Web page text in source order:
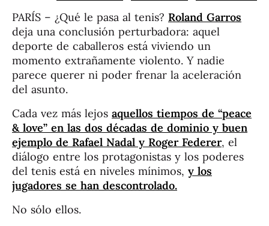
PARÍS – ¿Qué le pasa al tenis? Roland Garros
deja una conclusión perturbadora: aquel
deporte de caballeros está viviendo un
momento extrañamente violento. Y nadie
parece querer ni poder frenar la aceleración
del asunto.
Cada vez más lejos aquellos tiempos de “peace
& love” en las dos décadas de dominio y buen
ejemplo de Rafael Nadal y Roger Federer, el
diálogo entre los protagonistas y los poderes
del tenis está en niveles mínimos, y los
jugadores se han descontrolado.
No sólo ellos.